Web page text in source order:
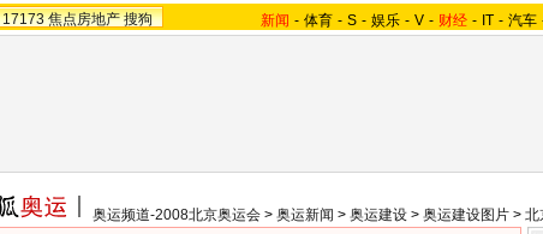
17173 焦点房地产 搜狗 新闻 - 体育 - S - 娱乐 - V - 财经 - IT - 汽车
奥运频道-2008北京奥运会 > 奥运新闻 > 奥运建设 > 奥运建设图片 > 北